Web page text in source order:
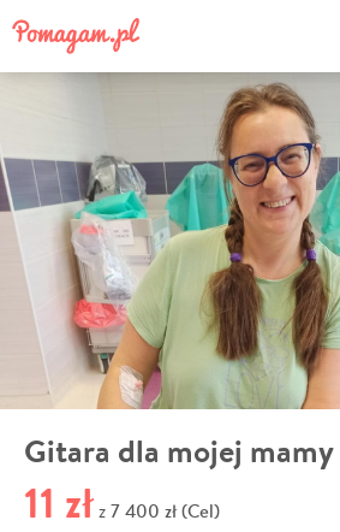
Gitara dla mojej mamy
11 zł z 7 400 zł (Cel)